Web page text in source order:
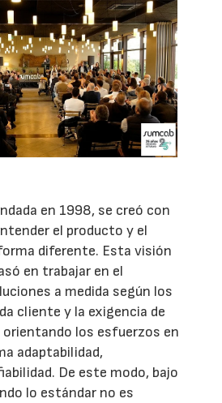
en 1998, se creó con
el producto y el
diferente. Esta visión
en trabajar en el
a medida según los
cliente y la exigencia de
orientando los esfuerzos en
adaptabilidad,
De este modo, bajo
lo estándar no es